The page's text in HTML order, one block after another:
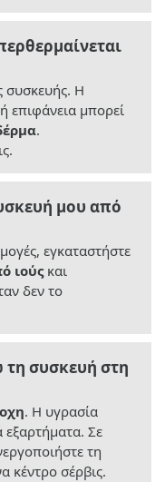
συσκευής. Η
επιφάνεια μπορεί
.
μου από
εγκαταστήστε
ιούςκαι
δεν το
συσκευή στη
. Η υγρασία
εξαρτήματα. Σε
τη
κέντρο σέρβις.